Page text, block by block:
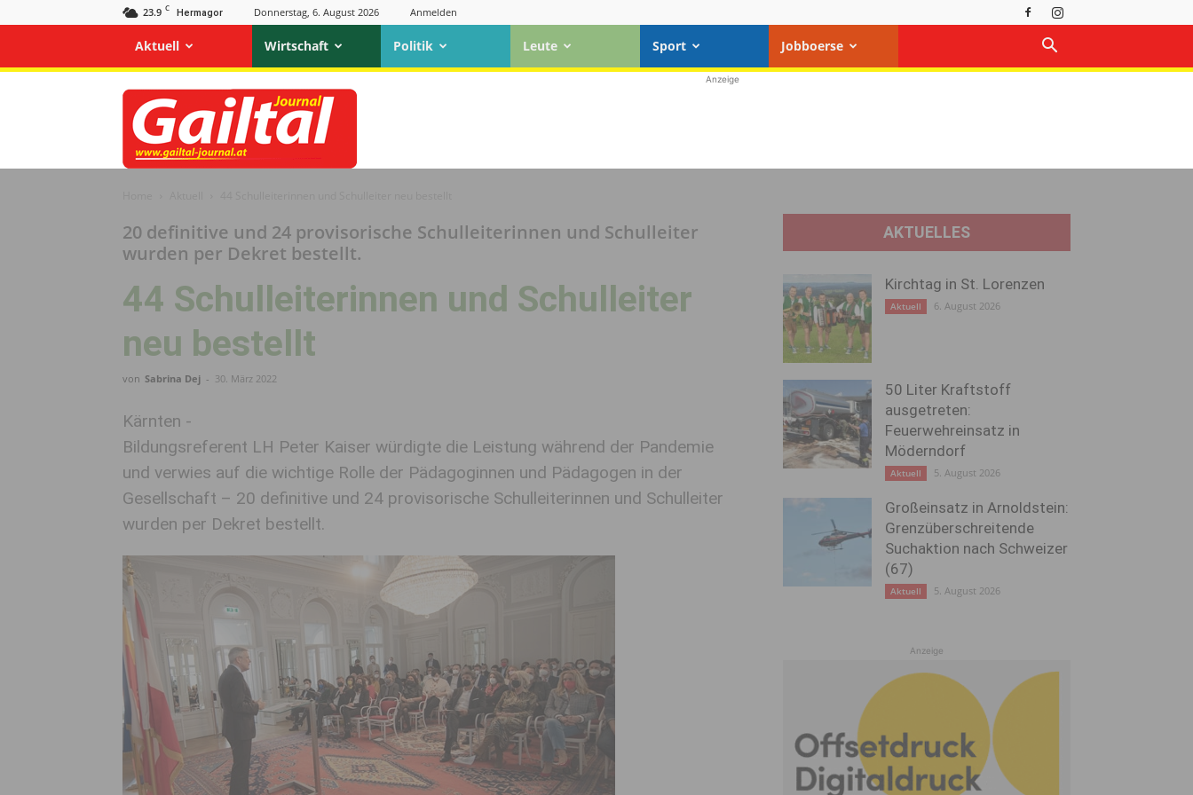
23.9 C Hermagor Donnerstag, 6. August 2026 Anmelden
Aktuell Wirtschaft Politik Leute Sport Jobboerse
Gailtal
Journal
Anzeige
20 definitive und 24 provisorische Schulleiterinnen und Schulleiter
wurden per Dekret bestellt.
44 Schulleiterinnen und Schulleiter
neu bestellt
von Sabrina Dej - 30. März 2022
Kärnten -
Bildungsreferent LH Peter Kaiser würdigte die Leistung während der Pandemie
und verwies auf die wichtige Rolle der Pädagoginnen und Pädagogen in der
Gesellschaft – 20 definitive und 24 provisorische Schulleiterinnen und Schulleiter
wurden per Dekret bestellt.
AKTUELLES
Kirchtag in St. Lorenzen
Aktuell 6. August 2026
50 Liter Kraftstoff
ausgetreten:
Feuerwehreinsatz in
Möderndorf
Aktuell 5. August 2026
Großeinsatz in Arnoldstein:
Grenzüberschreitende
Suchaktion nach Schweizer
(67)
Aktuell 5. August 2026
Anzeige